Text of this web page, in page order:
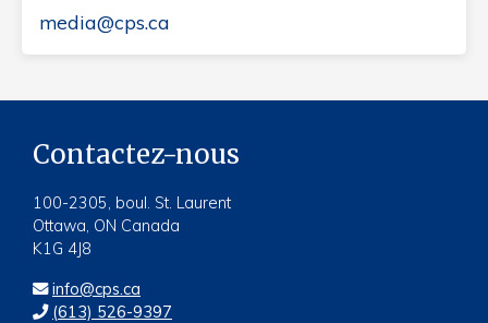
media@cps.ca
Contactez-nous
100-2305, boul. St. Laurent
Ottawa, ON Canada
K1G 4J8
info@cps.ca
(613) 526-9397